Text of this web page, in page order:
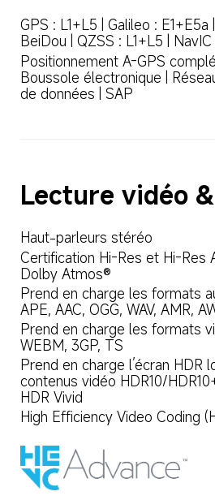
GPS : L1+L5 | Galileo : E1+E5a
BeiDou | QZSS : L1+L5 |
Positionnement A-GPS
Boussole électronique |
de données | SAP
Lecture vidéo
Haut-parleurs stéréo
Certification Hi-Res et Hi-Res
Dolby Atmos®
Prend en charge les formats
APE, AAC, OGG, WAV, AMR,
Prend en charge les formats
WEBM, 3GP, TS
Prend en charge l’écran HDR
contenus vidéo HDR10/
HDR Vivid
High Efficiency Video Coding